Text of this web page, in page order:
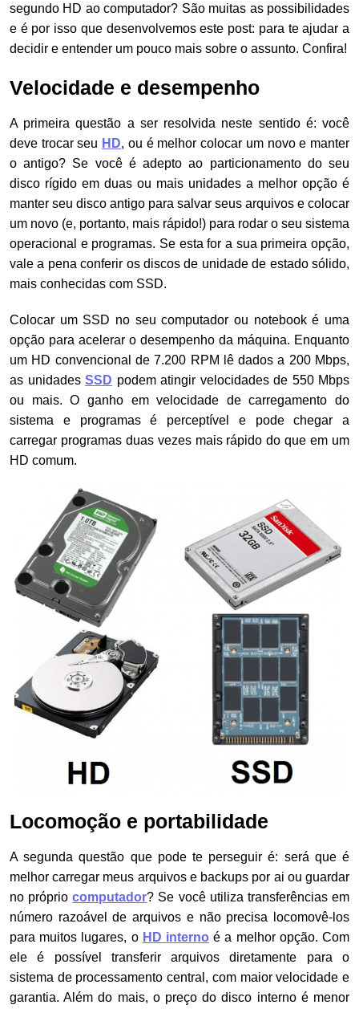
segundo HD ao computador? São muitas as possibilidades
e é por isso que desenvolvemos este post: para te ajudar a
decidir e entender um pouco mais sobre o assunto. Confira!
Velocidade e desempenho
A primeira questão a ser resolvida neste sentido é: você
deve trocar seu HD, ou é melhor colocar um novo e manter
o antigo? Se você é adepto ao particionamento do seu
disco rígido em duas ou mais unidades a melhor opção é
manter seu disco antigo para salvar seus arquivos e colocar
um novo (e, portanto, mais rápido!) para rodar o seu sistema
operacional e programas. Se esta for a sua primeira opção,
vale a pena conferir os discos de unidade de estado sólido,
mais conhecidas com SSD.
Colocar um SSD no seu computador ou notebook é uma
opção para acelerar o desempenho da máquina. Enquanto
um HD convencional de 7.200 RPM lê dados a 200 Mbps,
as unidades SSD podem atingir velocidades de 550 Mbps
ou mais. O ganho em velocidade de carregamento do
sistema e programas é perceptível e pode chegar a
carregar programas duas vezes mais rápido do que em um
HD comum.
Locomoção e portabilidade
A segunda questão que pode te perseguir é: será que é
melhor carregar meus arquivos e backups por ai ou guardar
no própriocomputador? Se você utiliza transferências em
número razoável de arquivos e não precisa locomovê-los
para muitos lugares, o HD interno é a melhor opção. Com
ele é possível transferir arquivos diretamente para o
sistema de processamento central, com maior velocidade e
garantia. Além do mais, o preço do disco interno é menor